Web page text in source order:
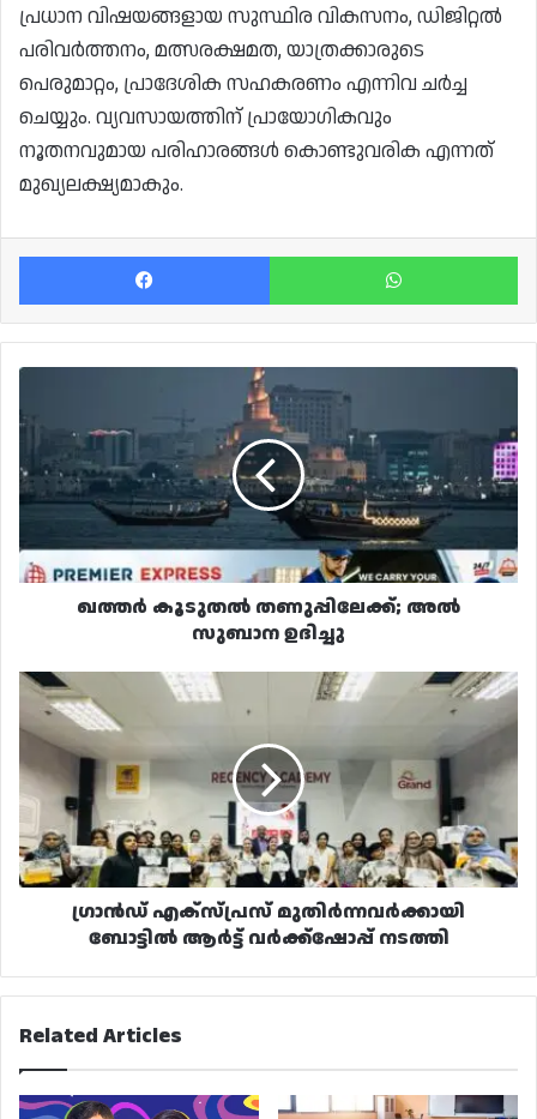
പ്രധാന വിഷയങ്ങളായ സുസ്ഥിര വികസനം, ഡിജിറ്റൽ
പരിവർത്തനം, മത്സരക്ഷമത, യാത്രക്കാരുടെ
പെരുമാറ്റം, പ്രാദേശിക സഹകരണം എന്നിവ ചർച്ച
ചെയ്യും. വ്യവസായത്തിന് പ്രായോഗികവും
നൂതനവുമായ പരിഹാരങ്ങൾ കൊണ്ടുവരിക എന്നത്
മുഖ്യലക്ഷ്യമാകും.
Facebook
ഖത്തർ
തണുപ്പിലേക്ക്;
അൽ
സുബാന
ഉദിച്ചു
ഖത്തർ കൂടുതൽ തണുപ്പിലേക്ക്; അൽ
സുബാന ഉദിച്ചു
ഗ്രാൻഡ്
എക്സ്പ്രസ്
മുതിർന്നവർക്കായി
ബോട്ടിൽ
ആർട്ട്
വർക്ക്‌ഷോപ്പ്
നടത്തി
ഗ്രാൻഡ് എക്സ്പ്രസ് മുതിർന്നവർക്കായി
ബോട്ടിൽ ആർട്ട് വർക്ക്‌ഷോപ്പ് നടത്തി
Related Articles